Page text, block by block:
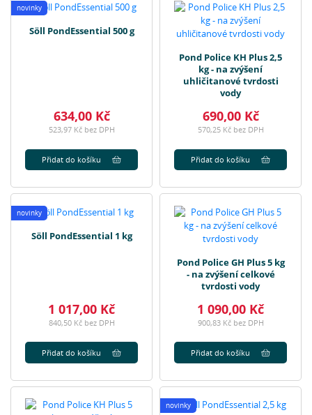
novinky
Söll PondEssential 500 g
634,00 Kč
523,97 Kč bez DPH
Přidat do košíku
Pond Police KH Plus 2,5
kg - na zvýšení
uhličitanové tvrdosti
vody
690,00 Kč
570,25 Kč bez DPH
Přidat do košíku
novinky
Söll PondEssential 1 kg
1 017,00 Kč
840,50 Kč bez DPH
Přidat do košíku
Pond Police GH Plus 5 kg
- na zvýšení celkové
tvrdosti vody
1 090,00 Kč
900,83 Kč bez DPH
Přidat do košíku
novinky